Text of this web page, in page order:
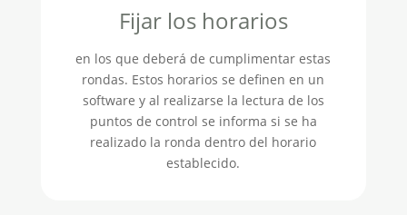
Fijar los horarios
en los que deberá de cumplimentar estas
rondas. Estos horarios se definen en un
software y al realizarse la lectura de los
puntos de control se informa si se ha
realizado la ronda dentro del horario
establecido.